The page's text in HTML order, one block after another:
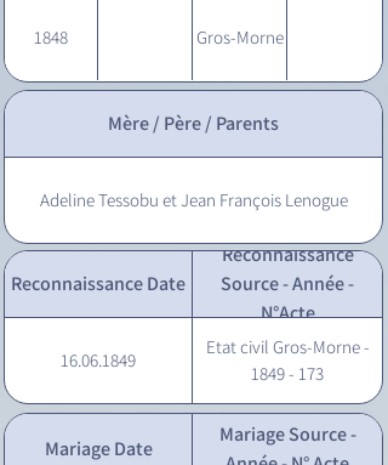
1848 Gros-Morne
Mère / Père / Parents
Adeline Tessobu et Jean François Lenogue
Reconnaissance Date
Reconnaissance
Source - Année -
N°Acte
16.06.1849
Etat civil Gros-Morne -
1849 - 173
Mariage Date
Mariage Source -